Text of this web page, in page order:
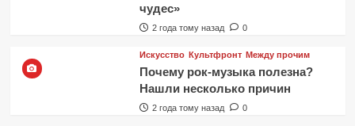
чудес»
2 года тому назад 0
Искусство Культфронт Между прочим
Почему рок-музыка полезна?
Нашли несколько причин
2 года тому назад 0